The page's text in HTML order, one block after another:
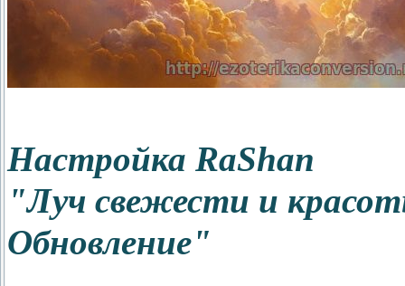
Настройка RaShan
"Луч свежести и
Обновление"